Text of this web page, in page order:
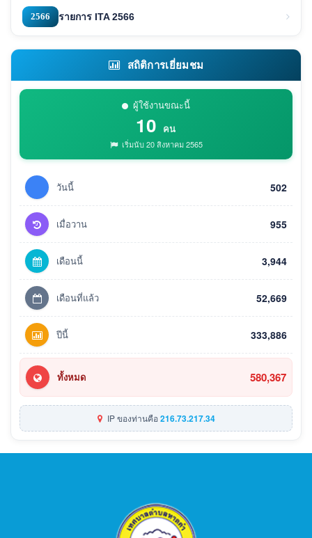
2566 รายการ ITA 2566
สถิติการเยี่ยมชม
ผู้ใช้งานขณะนี้
10 คน
เริ่มนับ 20 สิงหาคม 2565
วันนี้ 502
เมื่อวาน 955
เดือนนี้ 3,944
เดือนที่แล้ว 52,669
ปีนี้ 333,886
ทั้งหมด 580,367
IP ของท่านคือ216.73.217.34